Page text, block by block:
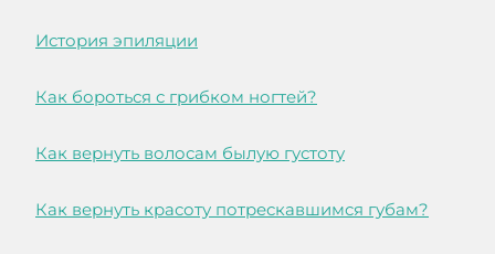
История эпиляции
Как бороться с грибком ногтей?
Как вернуть волосам былую густоту
Как вернуть красоту потрескавшимся губам?